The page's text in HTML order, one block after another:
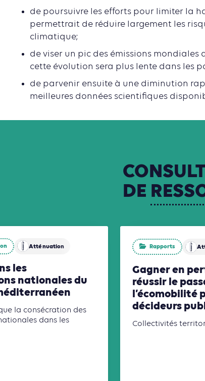
de poursuivre les efforts pour limiter la
permettrait de réduire largement les
climatique;
de viser un pic des émissions mondiales
cette évolution sera plus lente dans les
de parvenir ensuite à une diminution
meilleures données scientifiques
DE
Atténuation
les
nationales du
la consécration des
dans les
Rapports
Gagner en
réussir le
l’écomobilité
décideurs
Collectivités